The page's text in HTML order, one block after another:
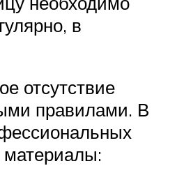
в
отсутствие
правилами. В